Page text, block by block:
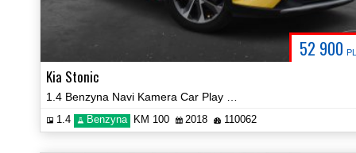
52 900
Kia Stonic
1.4 Benzyna KM 100 2018 110062